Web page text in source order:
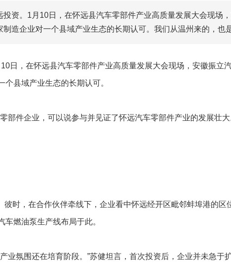
资。1月10日，在怀远县汽车零部件产业高质量发展大会现场
造企业对一个县域产业生态的长期认可。我们从温州来的，也
日，在怀远县汽车零部件产业高质量发展大会现场，安徽振立
县域产业生态的长期认可。
件企业，可以说参与并见证了怀远汽车零部件产业的发展壮大
时，在合作伙伴牵线下，企业看中怀远经开区毗邻蚌埠港的区
燃油泵生产线布局于此。
氛围还在培育阶段。”苏健坦言，首次投资后，企业并未急于